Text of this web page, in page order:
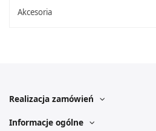
Akcesoria
Realizacja zamówień
Informacje ogólne